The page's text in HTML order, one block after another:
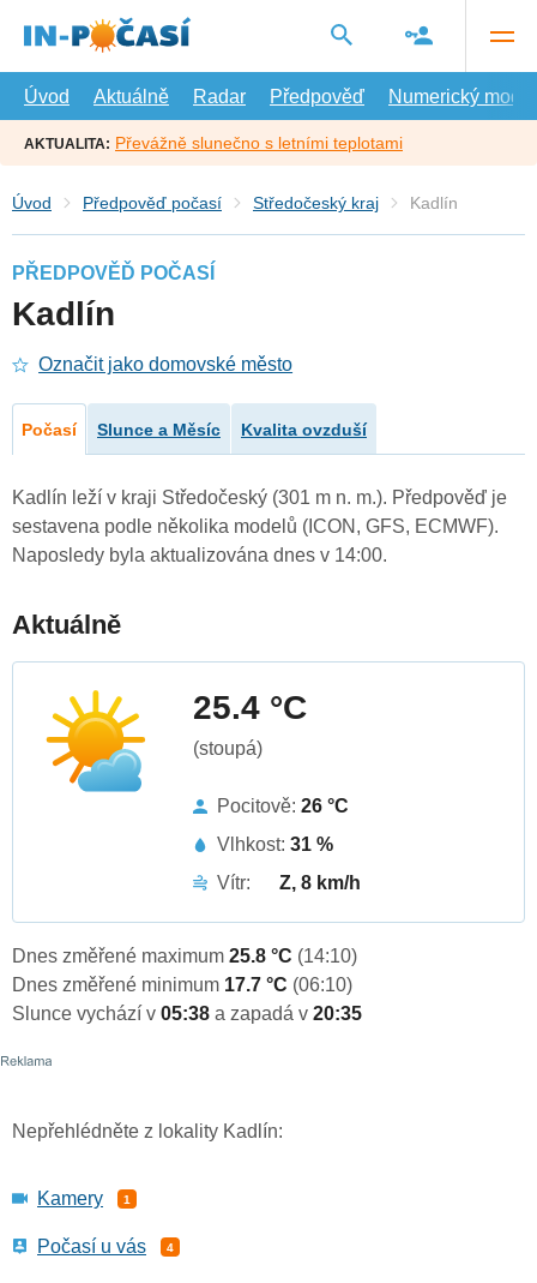
hlavní
Úvod
Aktuálně Radar Předpověď Numerický model
AKTUALITA: Převážně slunečno s letními teplotami
Úvod Předpověď počasí Středočeský kraj Kadlín
PŘEDPOVĚĎ POČASÍ
Kadlín
Označit jako domovské město
Počasí Slunce a Měsíc Kvalita ovzduší
Kadlín leží v kraji Středočeský (301 m n. m.). Předpověď je
sestavena podle několika modelů (ICON, GFS, ECMWF).
Naposledy byla aktualizována dnes v 14:00.
Aktuálně
25.4 °C
(stoupá)
Pocitově: 26 °C
Vlhkost: 31 %
Vítr:
Z, 8 km/h
Dnes změřené maximum 25.8 °C (14:10)
Dnes změřené minimum 17.7 °C (06:10)
Slunce vychází v 05:38 a zapadá v 20:35
Nepřehlédněte z lokality Kadlín:
Kamery 1
Počasí u vás 4